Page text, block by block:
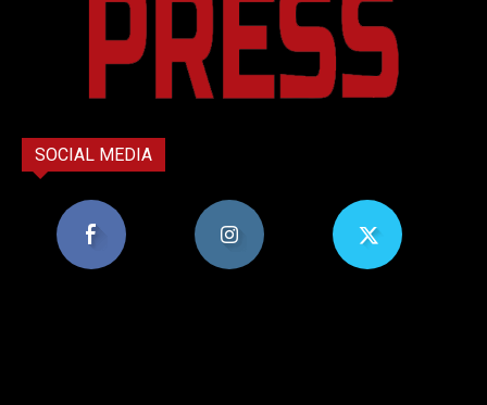
SOCIAL MEDIA